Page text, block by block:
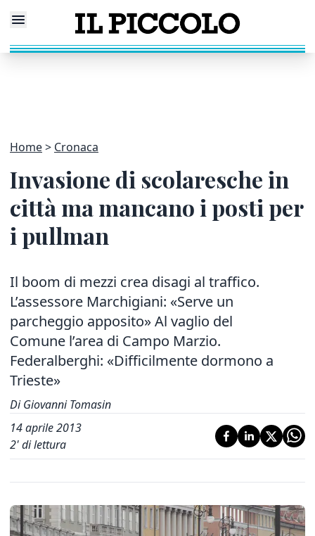
Home Cronaca
Invasione di scolaresche in
città ma mancano i posti per
i pullman
Il boom di mezzi crea disagi al traffico.
L’assessore Marchigiani: «Serve un
parcheggio apposito» Al vaglio del
Comune l’area di Campo Marzio.
Federalberghi: «Difficilmente dormono a
Trieste»
Di Giovanni Tomasin
14 aprile 2013
2' di lettura